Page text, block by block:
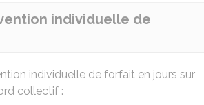
individuelle de
individuelle de forfait en jours sur
collectif :